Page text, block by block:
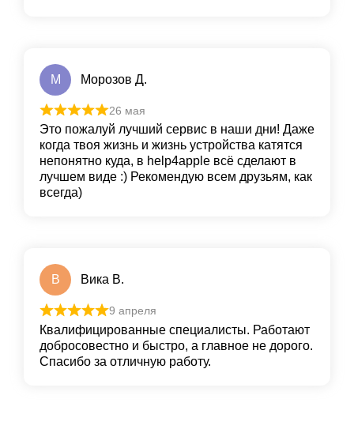
М Морозов Д.
26 мая
Это пожалуй лучший сервис в наши дни! Даже
когда твоя жизнь и жизнь устройства катятся
непонятно куда, в help4apple всё сделают в
лучшем виде :) Рекомендую всем друзьям, как
всегда)
В Вика В.
9 апреля
Квалифицированные специалисты. Работают
добросовестно и быстро, а главное не дорого.
Спасибо за отличную работу.